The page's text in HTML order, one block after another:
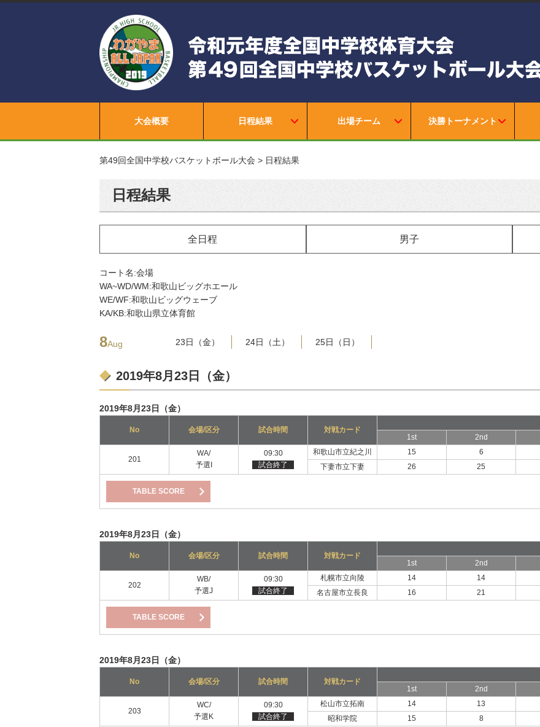
大会概要 日程結果 出場チーム 決勝トーナメント
第49回全国中学校バスケットボール大会 > 日程結果
日程結果
全日程 男子
コート名:会場
WA~WD/WM:和歌山ビッグホエール
WE/WF:和歌山ビッグウェーブ
KA/KB:和歌山県立体育館
8Aug 23日（金） 24日（土） 25日（日）
2019年8月23日（金）
2019年8月23日（金）
No 会場/区分 試合時間 対戦カード
1st
2nd
201
WA/
予選I
09:30
試合終了
和歌山市立紀之川 15 6
下妻市立下妻
26 25
TABLE SCORE
2019年8月23日（金）
No 会場/区分 試合時間 対戦カード
1st
2nd
202
WB/
予選J
09:30
試合終了
札幌市立向陵 14 14
名古屋市立長良
16 21
TABLE SCORE
2019年8月23日（金）
No 会場/区分 試合時間 対戦カード
1st
2nd
203
WC/
予選K
09:30
試合終了
松山市立拓南 14 13
昭和学院
15 8